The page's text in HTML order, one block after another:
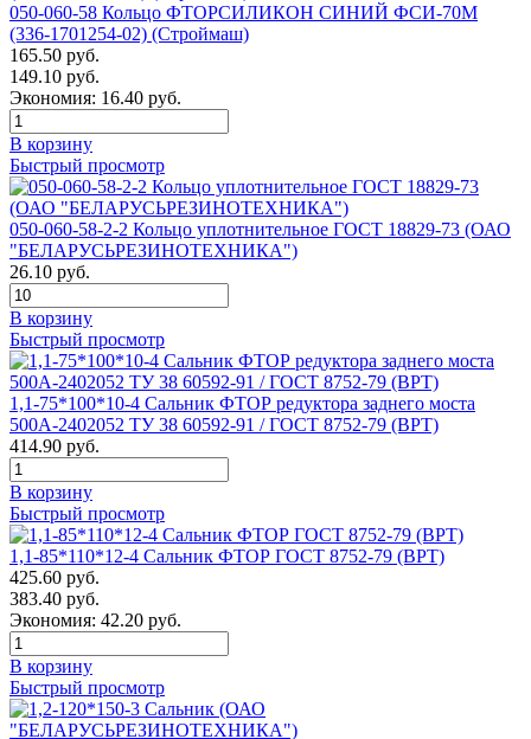
050-060-58 Кольцо ФТОРСИЛИКОН СИНИЙ ФСИ-70М
(336-1701254-02) (Строймаш)
165.50 руб.
149.10 руб.
Экономия: 16.40 руб.
В корзину
Быстрый просмотр
050-060-58-2-2 Кольцо уплотнительное ГОСТ 18829-73 (ОАО
"БЕЛАРУСЬРЕЗИНОТЕХНИКА")
26.10 руб.
В корзину
Быстрый просмотр
1,1-75*100*10-4 Сальник ФТОР редуктора заднего моста
500А-2402052 ТУ 38 60592-91 / ГОСТ 8752-79 (ВРТ)
414.90 руб.
В корзину
Быстрый просмотр
1,1-85*110*12-4 Сальник ФТОР ГОСТ 8752-79 (ВРТ)
425.60 руб.
383.40 руб.
Экономия: 42.20 руб.
В корзину
Быстрый просмотр